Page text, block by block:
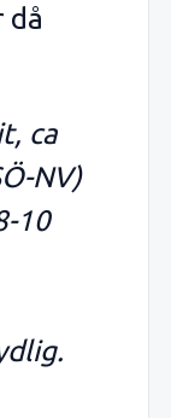
då
ca
NV)
10